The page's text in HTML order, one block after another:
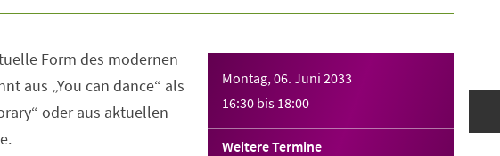
Montag, 06. Juni 2033
16:30 bis 18:00
Weitere Termine
Form des modernen
aus „You can dance“ als
oder aus aktuellen